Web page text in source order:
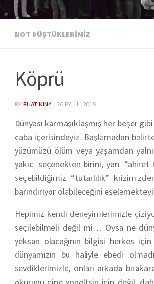
NOT DÜŞTÜKLERIMIZ
Köprü
BYFUAT KINA · 26 EYLÜL 2019
Dünyası karmaşıklaşmış her beşer
çaba içerisindeyiz. Başlamadan
yüzümüzü ölüm veya yaşamdan
yakıcı seçenekten birini, yani
seçebildiğimiz “tutarlılık”
barındırıyor olabileceğini
Hepimiz kendi deneyimlerimizle
seçilebilmeli değil mi… Oysa ne
yeksan olacağının bilgisi herkes
dünyamızın bu haliyle ebedi
sevdiklerimizle, onları arkada
okurunu dine yöneltsin için değil,